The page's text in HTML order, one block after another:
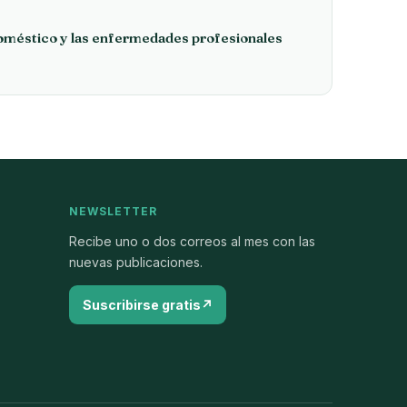
y las enfermedades profesionales
NEWSLETTER
Recibe uno o dos correos al mes con las
nuevas publicaciones.
Suscribirse gratis